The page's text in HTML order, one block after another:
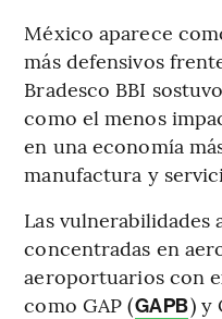
México aparece
más defensivos
Bradesco BBI
como el menos
en una economía
manufactura y
Las vulnerabilidades
concentradas en
aeroportuarios con
como GAP (GAPB) y